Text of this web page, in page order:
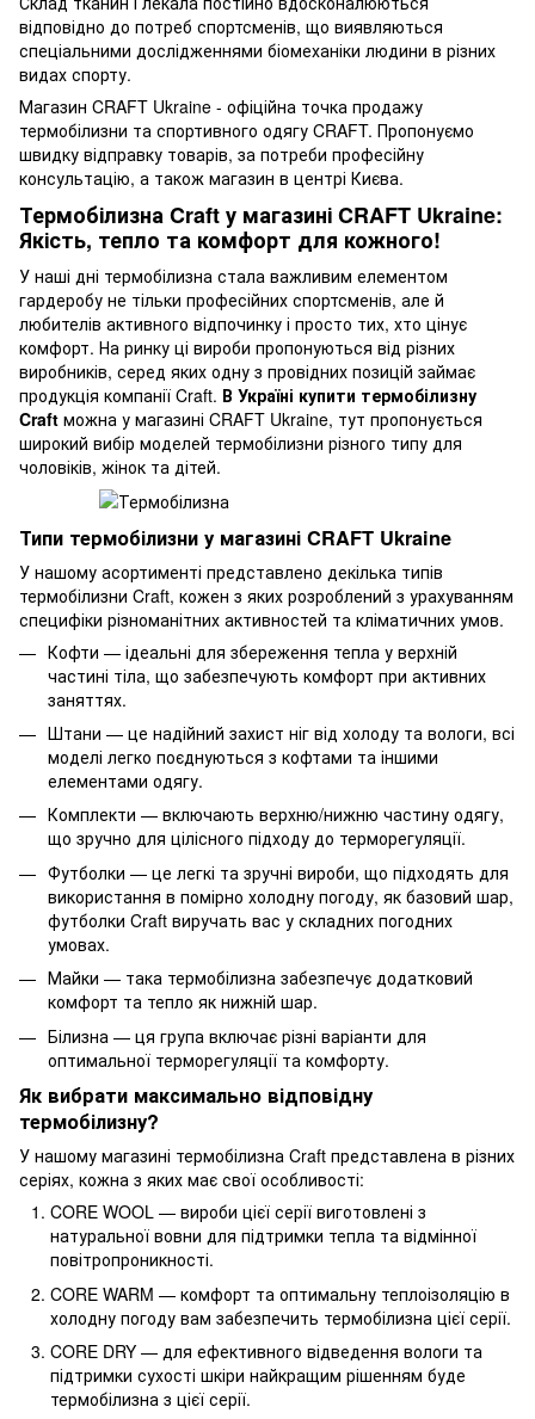
відповідно до потреб спортсменів, що виявляються
спеціальними дослідженнями біомеханіки людини в різних
видах спорту.
Магазин CRAFT Ukraine - офіційна точка продажу
термобілизни та спортивного одягу CRAFT. Пропонуємо
швидку відправку товарів, за потреби професійну
консультацію, а також магазин в центрі Києва.
Термобілизна Craft у магазині CRAFT Ukraine:
Якість, тепло та комфорт для кожного!
У наші дні термобілизна стала важливим елементом
гардеробу не тільки професійних спортсменів, але й
любителів активного відпочинку і просто тих, хто цінує
комфорт. На ринку ці вироби пропонуються від різних
виробників, серед яких одну з провідних позицій займає
продукція компанії Craft. В Україні купити термобілизну
Craft можна у магазині CRAFT Ukraine, тут пропонується
широкий вибір моделей термобілизни різного типу для
чоловіків, жінок та дітей.
Типи термобілизни у магазині CRAFT Ukraine
У нашому асортименті представлено декілька типів
термобілизни Craft, кожен з яких розроблений з урахуванням
специфіки різноманітних активностей та кліматичних умов.
Кофти — ідеальні для збереження тепла у верхній
частині тіла, що забезпечують комфорт при активних
заняттях.
Штани — це надійний захист ніг від холоду та вологи, всі
моделі легко поєднуються з кофтами та іншими
елементами одягу.
Комплекти — включають верхню/нижню частину одягу,
що зручно для цілісного підходу до терморегуляції.
Футболки — це легкі та зручні вироби, що підходять для
використання в помірно холодну погоду, як базовий шар,
футболки Craft виручать вас у складних погодних
умовах.
Майки — така термобілизна забезпечує додатковий
комфорт та тепло як нижній шар.
Білизна — ця група включає різні варіанти для
оптимальної терморегуляції та комфорту.
Як вибрати максимально відповідну
термобілизну?
У нашому магазині термобілизна Craft представлена в різних
серіях, кожна з яких має свої особливості:
CORE WOOL — вироби цієї серії виготовлені з
натуральної вовни для підтримки тепла та відмінної
повітропроникності.
CORE WARM — комфорт та оптимальну теплоізоляцію в
холодну погоду вам забезпечить термобілизна цієї серії.
CORE DRY — для ефективного відведення вологи та
підтримки сухості шкіри найкращим рішенням буде
термобілизна з цієї серії.